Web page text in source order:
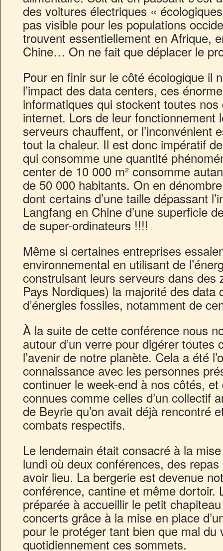
des voitures électriques «
pas visible pour les populations
trouvent essentiellement en Afrique,
Chine… On ne fait que déplacer le
Pour en finir sur le côté écologique il
l’impact des data centers, ces
informatiques qui stockent toutes
internet. Lors de leur fonctionnement
serveurs chauffent, or l’inconvénient
tout la chaleur. Il est donc impératif
qui consomme une quantité
center de 10 000 m² consomme
de 50 000 habitants. On en
dont certains d’une taille dépassant
Langfang en Chine d’une superficie
de super-ordinateurs !!!!
Même si certaines entreprises
environnemental en utilisant de
construisant leurs serveurs dans des
Pays Nordiques) la majorité des data
d’énergies fossiles, notamment de
À la suite de cette conférence nous
autour d’un verre pour digérer toutes
l’avenir de notre planète. Cela a été
connaissance avec les personnes
continuer le week-end à nos côtés,
connues comme celles d’un collectif
de Beyrie qu’on avait déjà rencontré
combats respectifs.
Le lendemain était consacré à la
lundi où deux conférences, des
avoir lieu. La bergerie est devenue
conférence, cantine et même dortoir.
préparée à accueillir le petit
concerts grâce à la mise en place
pour le protéger tant bien que mal du
quotidiennement ces sommets.